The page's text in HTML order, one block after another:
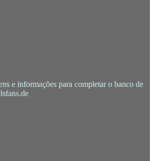
e informações para completar o banco de